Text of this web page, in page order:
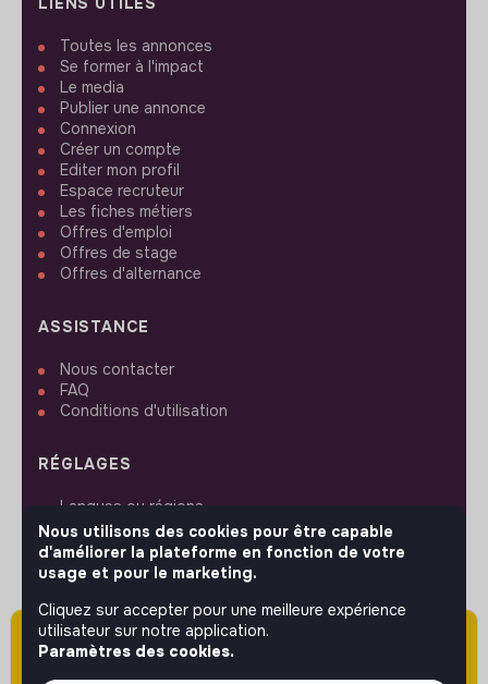
Attention cette annonce a été publiée il y a
plus de 60 jours (le 18/05/2026) et est sans
Toutes les annonces
Se former à l'impact
Le media
Publier une annonce
Connexion
Créer un compte
Editer mon profil
Espace recruteur
Les fiches métiers
Offres d'emploi
Offres de stage
Offres d'alternance
ASSISTANCE
Nous contacter
FAQ
Conditions d'utilisation
RÉGLAGES
Langues ou régions
Plan du site
Paramètres des cookies
SUIVEZ-NOUS
Nous utilisons des cookies pour être capable
d'améliorer la plateforme en fonction de votre
usage et pour le marketing.
Cliquez sur accepter pour une meilleure expérience
utilisateur sur notre application.
Paramètres des cookies.